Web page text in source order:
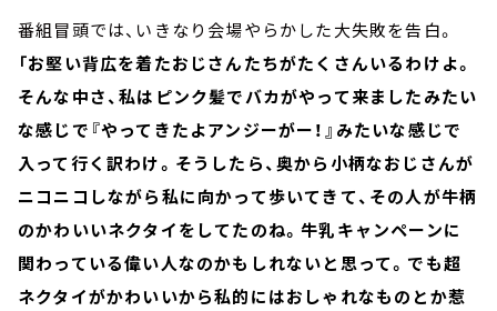
番組冒頭では、いきなり会場やらかした大失敗を告白。
「お堅い背広を着たおじさんたちがたくさんいるわけよ。
そんな中さ、私はピンク髪でバカがやって来ましたみたい
な感じで『やってきたよアンジーがー！』みたいな感じで
入って行く訳わけ。そうしたら、奥から小柄なおじさんが
ニコニコしながら私に向かって歩いてきて、その人が牛柄
のかわいいネクタイをしてたのね。牛乳キャンペーンに
関わっている偉い人なのかもしれないと思って。でも超
ネクタイがかわいいから私的にはおしゃれなものとか惹